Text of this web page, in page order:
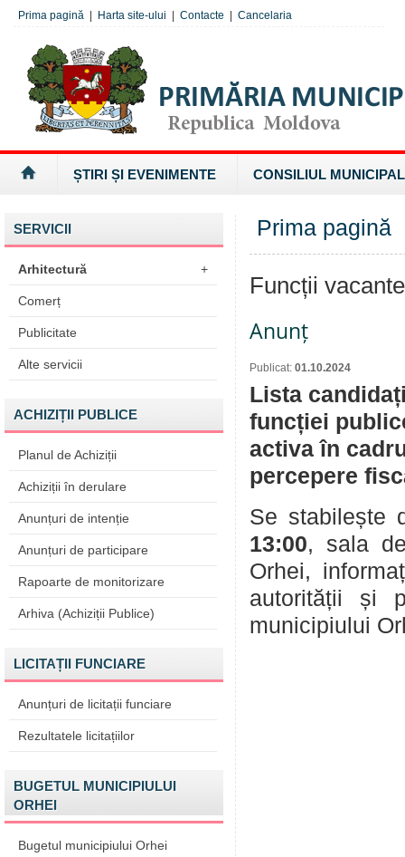
Prima pagină Harta site-ului Contacte Cancelaria
ȘTIRI ȘI EVENIMENTE CONSILIUL MUNICIPAL
SERVICII
Arhitectură +
Comerț
Publicitate
Alte servicii
ACHIZIȚII PUBLICE
Planul de Achiziții
Achiziții în derulare
Anunțuri de intenție
Anunțuri de participare
Rapoarte de monitorizare
Arhiva (Achiziții Publice)
LICITAȚII FUNCIARE
Anunțuri de licitații funciare
Rezultatele licitațiilor
BUGETUL MUNICIPIULUI
ORHEI
Bugetul municipiului Orhei
Prima pagină
Funcții
Anunț
Publicat: 01.10.2024
Lista
funcției
activa în
percepere
Se stabilește
13:00, sala
Orhei,
autorității și
municipiului